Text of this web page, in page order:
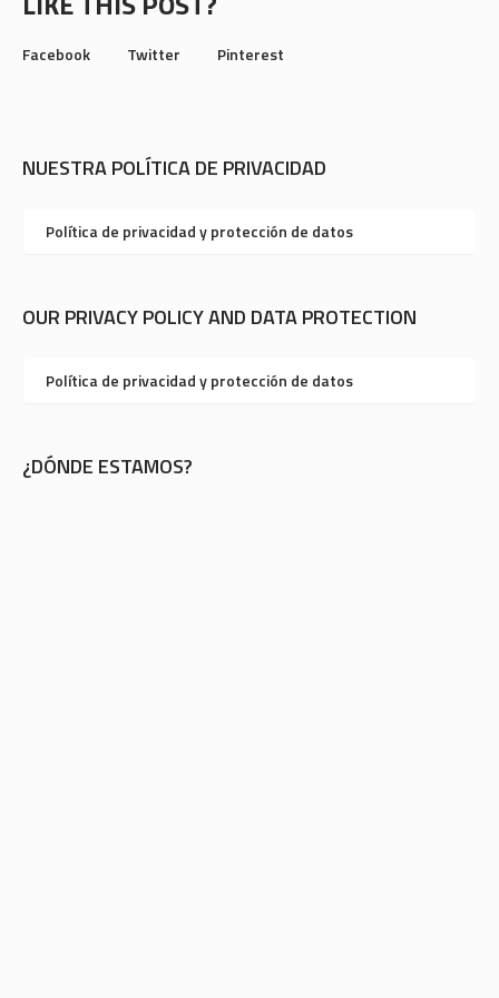
Facebook Twitter Pinterest
NUESTRA POLÍTICA DE PRIVACIDAD
Política de privacidad y protección de datos
OUR PRIVACY POLICY AND DATA PROTECTION
Política de privacidad y protección de datos
¿DÓNDE ESTAMOS?